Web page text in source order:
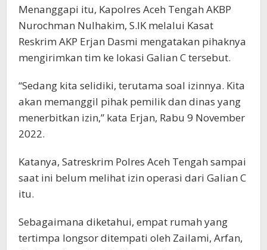
Menanggapi itu, Kapolres Aceh Tengah AKBP
Nurochman Nulhakim, S.IK melalui Kasat
Reskrim AKP Erjan Dasmi mengatakan pihaknya
mengirimkan tim ke lokasi Galian C tersebut.
“Sedang kita selidiki, terutama soal izinnya. Kita
akan memanggil pihak pemilik dan dinas yang
menerbitkan izin,” kata Erjan, Rabu 9 November
2022.
Katanya, Satreskrim Polres Aceh Tengah sampai
saat ini belum melihat izin operasi dari Galian C
itu.
Sebagaimana diketahui, empat rumah yang
tertimpa longsor ditempati oleh Zailami, Arfan,